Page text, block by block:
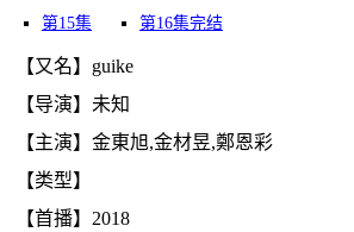
第15集
第16集完结
【又名】guike
【导演】未知
【主演】金東旭,金材昱,鄭恩彩
【类型】
【首播】2018